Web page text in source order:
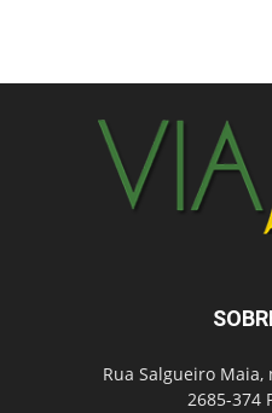
Rua Salgueiro Maia,
2685-374